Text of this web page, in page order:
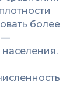
более
—